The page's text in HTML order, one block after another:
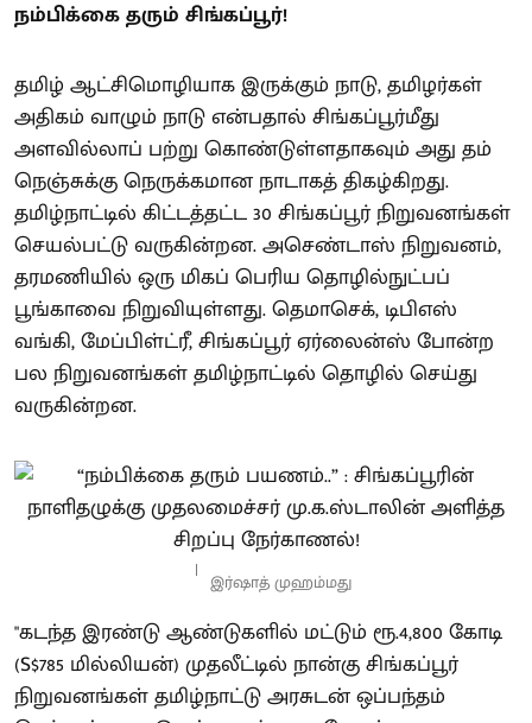
நம்பிக்கை தரும் சிங்கப்பூர்!
தமிழ் ஆட்சிமொழியாக இருக்கும் நாடு, தமிழர்கள்
அதிகம் வாழும் நாடு என்பதால் சிங்கப்பூர்மீது
அளவில்லாப் பற்று கொண்டுள்ளதாகவும் அது தம்
நெஞ்சுக்கு நெருக்கமான நாடாகத் திகழ்கிறது.
தமிழ்நாட்டில் கிட்டத்தட்ட 30 சிங்கப்பூர் நிறுவனங்கள்
செயல்பட்டு வருகின்றன. அசெண்டாஸ் நிறுவனம்,
தரமணியில் ஒரு மிகப் பெரிய தொழில்நுட்பப்
பூங்காவை நிறுவியுள்ளது. தெமாசெக், டிபிஎஸ்
வங்கி, மேப்பிள்ட்ரீ, சிங்கப்பூர் ஏர்லைன்ஸ் போன்ற
பல நிறுவனங்கள் தமிழ்நாட்டில் தொழில் செய்து
வருகின்றன.
இர்ஷாத் முஹம்மது
"கடந்த இரண்டு ஆண்டுகளில் மட்டும் ரூ.4,800 கோடி
(S$785 மில்லியன்) முதலீட்டில் நான்கு சிங்கப்பூர்
நிறுவனங்கள் தமிழ்நாட்டு அரசுடன் ஒப்பந்தம்